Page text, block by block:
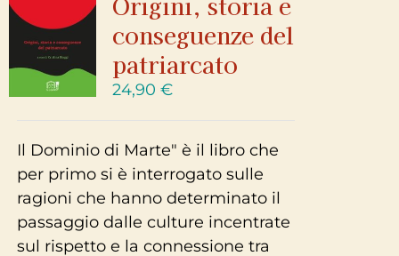
conseguenze del
patriarcato
24,90 €
Il Dominio di Marte" è il libro che
per primo si è interrogato sulle
ragioni che hanno determinato il
passaggio dalle culture incentrate
sul rispetto e la connessione tra